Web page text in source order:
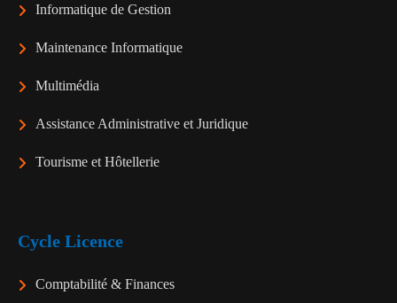
Informatique de Gestion
Maintenance Informatique
Multimédia
Assistance Administrative et Juridique
Tourisme et Hôtellerie
Cycle Licence
Comptabilité & Finances